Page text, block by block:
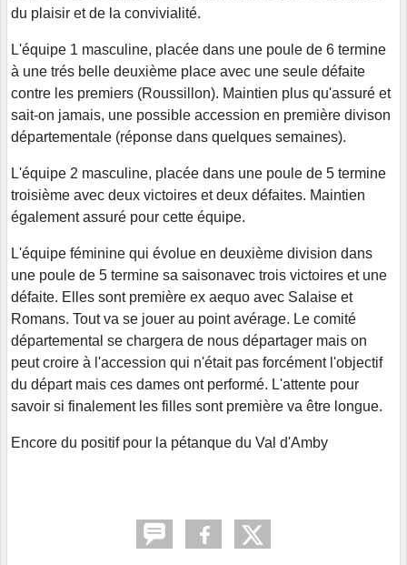
du plaisir et de la convivialité.
L'équipe 1 masculine, placée dans une poule de 6 termine
à une trés belle deuxième place avec une seule défaite
contre les premiers (Roussillon). Maintien plus qu'assuré et
sait-on jamais, une possible accession en première divison
départementale (réponse dans quelques semaines).
L'équipe 2 masculine, placée dans une poule de 5 termine
troisième avec deux victoires et deux défaites. Maintien
également assuré pour cette équipe.
L'équipe féminine qui évolue en deuxième division dans
une poule de 5 termine sa saisonavec trois victoires et une
défaite. Elles sont première ex aequo avec Salaise et
Romans. Tout va se jouer au point avérage. Le comité
départemental se chargera de nous départager mais on
peut croire à l'accession qui n'était pas forcément l'objectif
du départ mais ces dames ont performé. L'attente pour
savoir si finalement les filles sont première va être longue.
Encore du positif pour la pétanque du Val d'Amby